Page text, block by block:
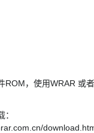
ROM，使用WRAR 或